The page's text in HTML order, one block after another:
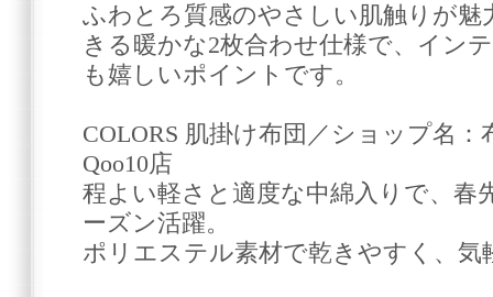
ふわとろ質感のやさしい肌触りが魅
きる暖かな2枚合わせ仕様で、イン
も嬉しいポイントです。
COLORS 肌掛け布団／ショップ名：
Qoo10店
程よい軽さと適度な中綿入りで、春
ーズン活躍。
ポリエステル素材で乾きやすく、気